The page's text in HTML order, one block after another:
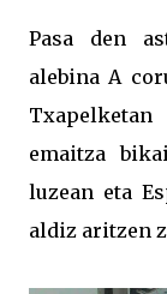
Pasa den
alebina A
emaitza
luzean eta
aldiz aritzen